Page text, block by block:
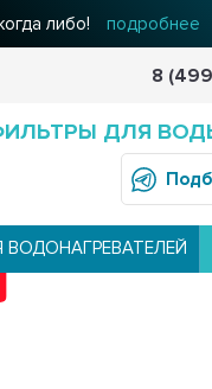
либо! подробнее
8
ДЛЯ
ВОДОНАГРЕВАТЕЛЕЙ